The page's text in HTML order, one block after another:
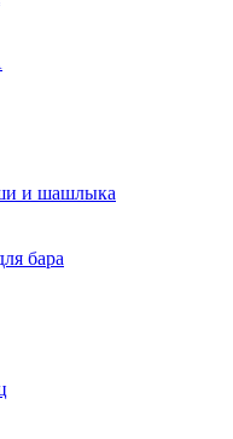
и шашлыка
бара